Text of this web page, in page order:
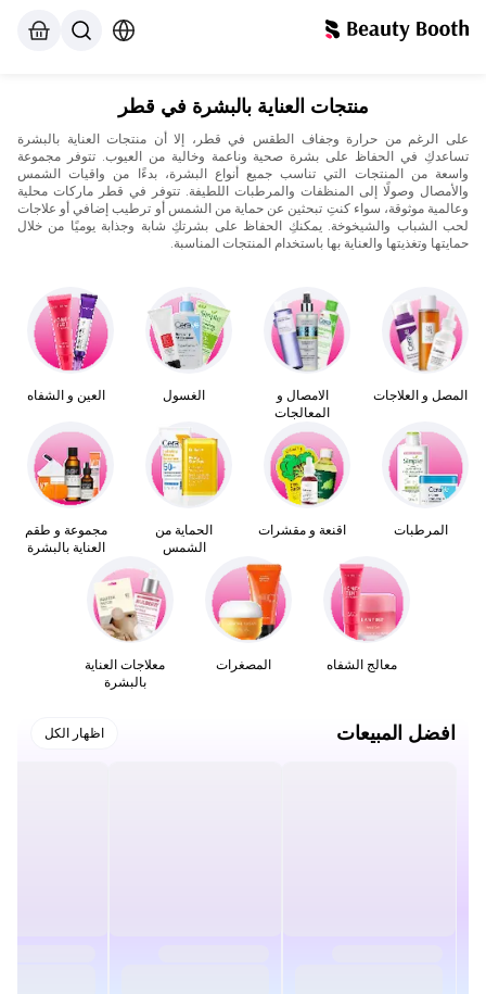
منتجات العناية بالبشرة في قطر
على الرغم من حرارة وجفاف الطقس في قطر، إلا أن منتجات العناية بالبشرة
تساعدكِ في الحفاظ على بشرة صحية وناعمة وخالية من العيوب. تتوفر مجموعة
واسعة من المنتجات التي تناسب جميع أنواع البشرة، بدءًا من واقيات الشمس
والأمصال وصولًا إلى المنظفات والمرطبات اللطيفة. تتوفر في قطر ماركات محلية
وعالمية موثوقة، سواء كنتِ تبحثين عن حماية من الشمس أو ترطيب إضافي أو علاجات
لحب الشباب والشيخوخة. يمكنكِ الحفاظ على بشرتكِ شابة وجذابة يوميًا من خلال
حمايتها وتغذيتها والعناية بها باستخدام المنتجات المناسبة.
المصل و العلاجات
الامصال و
المعالجات
الغسول العين و الشفاه
المرطبات اقنعة و مقشرات
الحماية من
الشمس
مجموعة و طقم
العناية بالبشرة
معالج الشفاه المصغرات
معلاجات العناية
بالبشرة
افضل المبيعات اظهار الكل